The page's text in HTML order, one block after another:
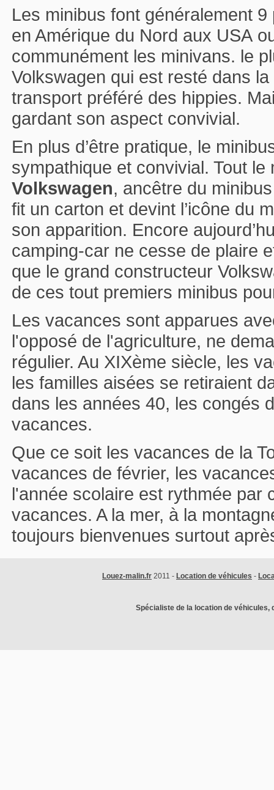
Les minibus font généralement
en Amérique du Nord aux USA
communément les minivans. le
Volkswagen qui est resté dans
transport préféré des hippies.
gardant son aspect convivial.
En plus d’être pratique, le
sympathique et convivial. Tout
Volkswagen, ancêtre du
fit un carton et devint l’icône du
son apparition. Encore
camping-car ne cesse de plaire
que le grand constructeur
de ces tout premiers minibus
Les vacances sont apparues
l'opposé de l'agriculture, ne
régulier. Au XIXème siècle, les
les familles aisées se retiraient
dans les années 40, les congés
vacances.
Que ce soit les vacances de la
vacances de février, les
l'année scolaire est rythmée par
vacances. A la mer, à la
toujours bienvenues surtout
Louez-malin.fr 2011 - Location de véhicules -
Spécialiste de la location de véhicules,